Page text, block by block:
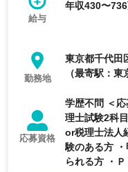
給与
年収430〜
勤務地
東京都千代田
（最寄駅：
応募資格
学歴不問 ＜
理士試験2科目合格以上 ■歓
or税理士法人
験のある方
られる方 ・ＰＣスキル ■資